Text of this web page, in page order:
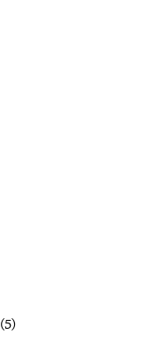
(5)